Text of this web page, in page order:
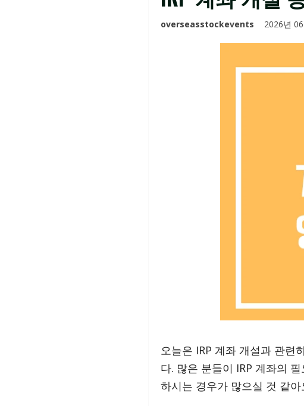
overseasstockevents 2026년
오늘은 IRP 계좌 개설과 관련
다. 많은 분들이 IRP 계좌의
하시는 경우가 많으실 것 같